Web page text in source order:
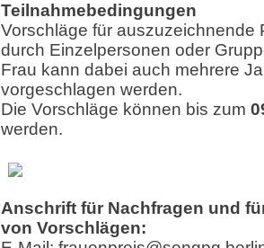
Teilnahmebedingungen
Vorschläge für auszuzeichnende
durch Einzelpersonen oder
Frau kann dabei auch mehrere
vorgeschlagen werden.
Die Vorschläge können bis zum
werden.
Anschrift für Nachfragen und
von Vorschlägen: